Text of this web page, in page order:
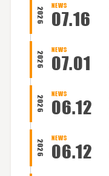
2026
NEWS
07.16
2026
NEWS
07.01
2026
NEWS
06.12
2026
NEWS
06.12